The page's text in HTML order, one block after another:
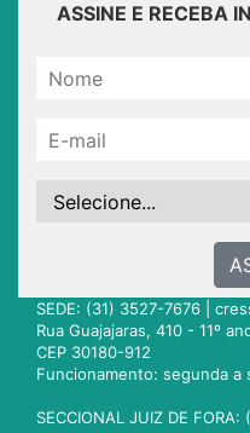
ASSINE E RECEBA
SEDE: (31) 3527-7676 |
Rua Guajajaras, 410 - 11º
CEP 30180-912
Funcionamento: segunda a
SECCIONAL JUIZ DE FORA: